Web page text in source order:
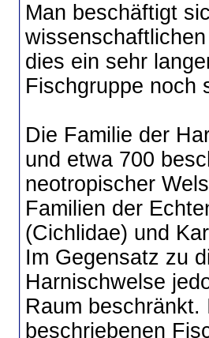
Man beschäftigt
dies ein sehr
Fischgruppe noch
Die Familie der
und etwa 700
neotropischer
Familien der
(Cichlidae) und
Im Gegensatz zu
Harnischwelse
Raum
beschriebenen